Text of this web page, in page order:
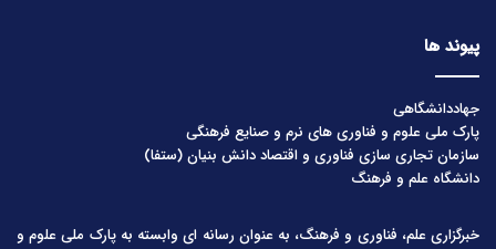
پیوند ها
جهاددانشگاهی
پارک ملی علوم و فناوری های نرم و صنایع فرهنگی
سازمان تجاری سازی فناوری و اقتصاد دانش بنیان (ستفا)
دانشگاه علم و فرهنگ
خبرگزاری علم، فناوری و فرهنگ، به عنوان رسانه ای وابسته به پارک ملی علوم و